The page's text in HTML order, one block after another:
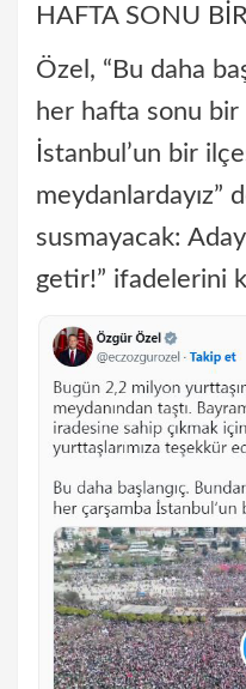
HAFTA SONU
Özel, “Bu daha
her hafta sonu
İstanbul’un bir
meydanlardayız”
susmayacak:
getir!” ifadelerini